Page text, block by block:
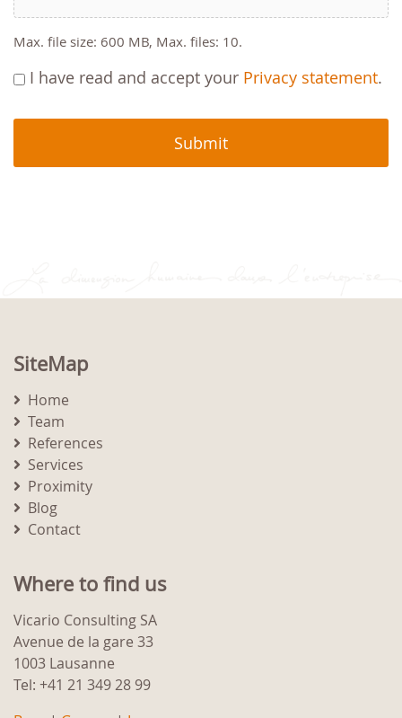
Max. file size: 600 MB, Max. files: 10.
I have read and accept your Privacy statement.
CAPTCHA
SiteMap
Home
Team
References
Services
Proximity
Blog
Contact
Where to find us
Vicario Consulting SA
Avenue de la gare 33
1003 Lausanne
Tel: +41 21 349 28 99